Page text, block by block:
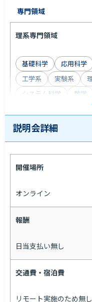
専門領域
理系専門領域
基礎科学 応用科学
工学系
実験系
システム科学
数学
電子工学
ITスキル
活かせるIT関連経験
プログラミング経験
説明会詳細
開催場所
オンライン
報酬
日当支払い無し
交通費・宿泊費
リモート実施のため無し